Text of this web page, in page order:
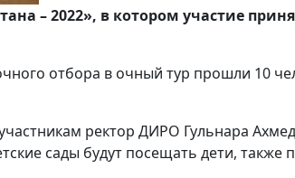
– 2022», в котором участие
отбора в очный тур прошли 10
ректор ДИРО Гульнара
сады будут посещать дети, также